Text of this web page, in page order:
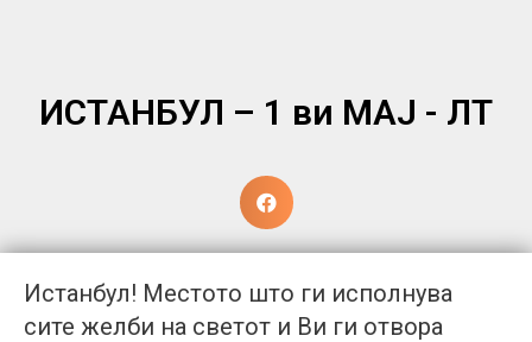
ИСТАНБУЛ – 1 ви МАЈ - ЛТ
Истанбул! Местото што ги исполнува
сите желби на светот и Ви ги отвора